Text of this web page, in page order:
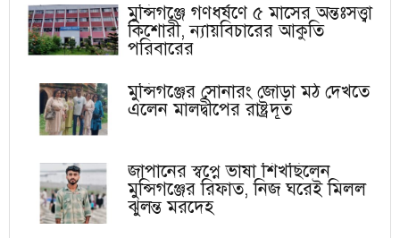
মুন্সিগঞ্জে গণধর্ষণে ৫ মাসের অন্তঃসত্ত্বা
কিশোরী, ন্যায়বিচারের আকুতি
পরিবারের
মুন্সিগঞ্জের সোনারং জোড়া মঠ দেখতে
এলেন মালদ্বীপের রাষ্ট্রদূত
জাপানের স্বপ্নে ভাষা শিখছিলেন
মুন্সিগঞ্জের রিফাত, নিজ ঘরেই মিলল
ঝুলন্ত মরদেহ